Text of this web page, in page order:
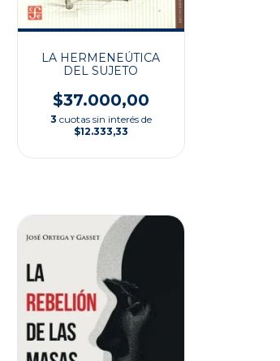
LA HERMENEÚTICA
DEL SUJETO
$37.000,00
3 cuotas sin interés de
$12.333,33